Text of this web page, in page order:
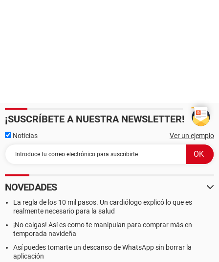
¡SUSCRÍBETE A NUESTRA NEWSLETTER!
Noticias Ver un ejemplo
NOVEDADES
La regla de los 10 mil pasos. Un cardiólogo explicó lo que es
realmente necesario para la salud
¡No caigas! Así es como te manipulan para comprar más en
temporada navideña
Así puedes tomarte un descanso de WhatsApp sin borrar la
aplicación